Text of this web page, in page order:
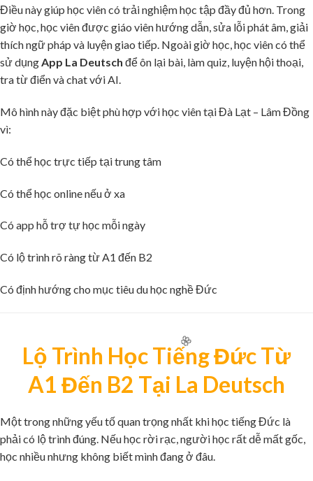
🌸
🌸
Điều này giúp học viên có trải nghiệm học tập đầy đủ hơn. Trong
giờ học, học viên được giáo viên hướng dẫn, sửa lỗi phát âm, giải
thích ngữ pháp và luyện giao tiếp. Ngoài giờ học, học viên có thể
sử dụngApp La Deutsch để ôn lại bài, làm quiz, luyện hội thoại,
tra từ điển và chat với AI.
Mô hình này đặc biệt phù hợp với học viên tại Đà Lạt – Lâm Đồng
vì:
Có thể học trực tiếp tại trung tâm
Có thể học online nếu ở xa
Có app hỗ trợ tự học mỗi ngày
Có lộ trình rõ ràng từ A1 đến B2
Có định hướng cho mục tiêu du học nghề Đức
Lộ Trình Học Tiếng Đức Từ
A1 Đến B2 Tại La Deutsch
Một trong những yếu tố quan trọng nhất khi học tiếng Đức là
phải có lộ trình đúng. Nếu học rời rạc, người học rất dễ mất gốc,
học nhiều nhưng không biết mình đang ở đâu.